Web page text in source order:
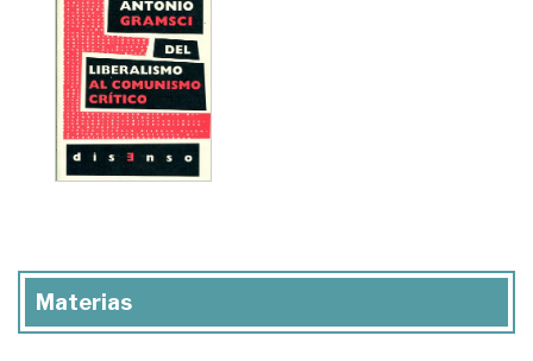
Materias